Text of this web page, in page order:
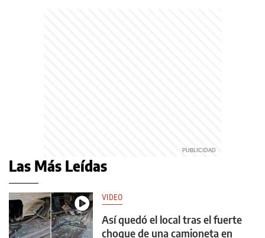
Las Más Leídas
VIDEO
Así quedó el local tras el fuerte
choque de una camioneta en